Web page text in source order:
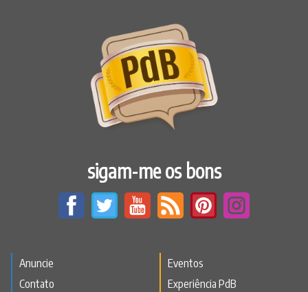
sigam-me os bons
Anuncie
Contato
Eventos
Experiência PdB